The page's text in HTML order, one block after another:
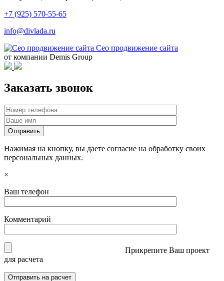
+7 (925) 570-55-65
info@divlada.ru
Сео продвижение сайта
от компании Demis Group
Заказать звонок
Нажимая на кнопку, вы даете согласие на обработку своих
персональных данных.
×
Ваш телефон
Комментарий
Прикрепите Ваш проект
для расчета